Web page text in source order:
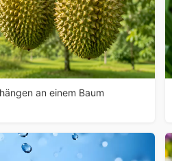
an einem Baum